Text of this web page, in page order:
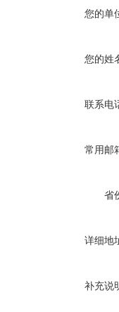
您的单
您的姓
联系电
常用邮
省
详细地
补充说